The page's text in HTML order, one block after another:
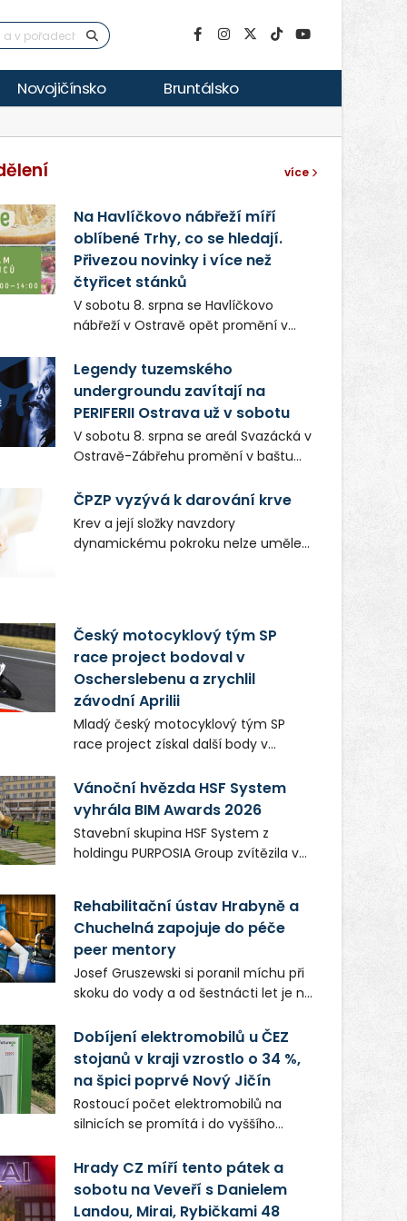
Novojičínsko Bruntálsko
více
Na Havlíčkovo nábřeží míří
oblíbené Trhy, co se hledají.
Přivezou novinky i více než
čtyřicet stánků
V sobotu 8. srpna se Havlíčkovo
nábřeží v Ostravě opět promění v
lokálních výrobků. Trhy, co se hledají
tentokrát nabídnou více než čtyřicet
pečlivě vybraných stánků s kvalitní
designem i řemeslnou tvorbou.
Návštěvníci se mohou těšit nejen na
novinek, které v Ostravě běžně
nepotkají.
Legendy tuzemského
undergroundu zavítají na
PERIFERII Ostrava už v sobotu
V sobotu 8. srpna se areál Svazácká v
Ostravě-Zábřehu promění v baštu
hudby. Uskuteční se zde totiž první
ročník festivalu PERIFERIE Ostrava.
Brány areálu se otevřou půlhodinu po
poledni, na příchozí čekají koncerty,
ČPZP vyzývá k darování krve
Krev a její složky navzdory
dynamickému pokroku nelze uměle
neobejde. Naléhavá potřeba doplnit
krevní zásoby nastává vždy v létě,
kdy stoupá počet úrazů. Česká
průmyslová zdravotní pojišťovna
(ČPZP) apeluje na všechny, kteří se
těší dobrému zdraví, aby se stali
pravidelnými dárci krve.
Český motocyklový tým SP
race project bodoval v
Oscherslebenu a zrychlil
závodní Aprilii
Mladý český motocyklový tým SP
race project získal další body v
MOTO. Při závodním víkendu, který se
konal od 31. července do 2. srpna na
německém okruhu Oschersleben,
obsadil Filip Novotný ve třídě
Supersport desáté a jedenácté
závody kategorie Sportbike na
dvanácté příčce. Přestože výsledky
zůstaly za očekáváním týmu, důležitý
posun přineslo testování nového
aerodynamického řešení pro Aprilii
RS660, které motocykl znatelně
Vánoční hvězda HSF System
vyhrála BIM Awards 2026
Stavební skupina HSF System z
holdingu PURPOSIA Group zvítězila v
Ocenění získala ocelová Vánoční
hvězda, která vznikla pro Ostravské
Vánoce na Masarykově náměstí.
Sezónní prvek vánoční výzdoby sloužil
během adventu jako fotopoint pro
potvrzuje, že digitální modelování
přináší významné přínosy nejen u
rozsáhlých staveb, ale také u
menších projektů, které formují
podobu veřejného prostoru. Autorem
celé koncepce Vánoční hvězdy je
Rehabilitační ústav Hrabyně a
Chuchelná zapojuje do péče
peer mentory
Josef Gruszewski si poranil míchu při
skoku do vody a od šestnácti let je na
mentor České asociace paraplegiků
CZEPA předává své zkušenosti lidem,
kteří se dostali do podobné situace. K
co největší samostatnosti pomáhá
také pacientům hrabyňského
rehabilitačního ústavu.
Dobíjení elektromobilů u ČEZ
stojanů v kraji vzrostlo o 34 %,
na špici poprvé Nový Jičín
Rostoucí počet elektromobilů na
silnicích se promítá i do vyššího
Moravskoslezském kraji. Ve srovnání
se stejným obdobím loňského roku
vzrostl odběr o 34 %. Pomyslná první
Hrady CZ míří tento pátek a
sobotu na Veveří s Danielem
Landou, Mirai, Rybičkami 48